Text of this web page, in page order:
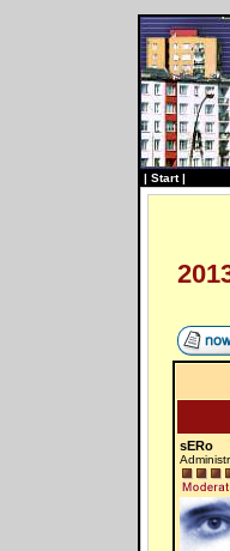
| Start|
sERo